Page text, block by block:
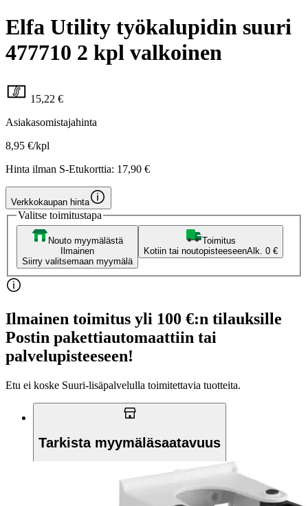
Elfa Utility työkalupidin suuri
477710 2 kpl valkoinen
15,22 €
Asiakasomistajahinta
8,95 €/kpl
Hinta ilman S-Etukorttia: 17,90 €
Verkkokaupan hinta
Valitse toimitustapa
Nouto myymälästä
Ilmainen
Siirry valitsemaan myymälä
Toimitus
Kotiin tai noutopisteeseenAlk. 0 €
Ilmainen toimitus yli 100 €:n tilauksille
Postin pakettiautomaattiin tai
palvelupisteeseen!
Etu ei koske Suuri‑lisäpalvelulla toimitettavia tuotteita.
Tarkista myymäläsaatavuus